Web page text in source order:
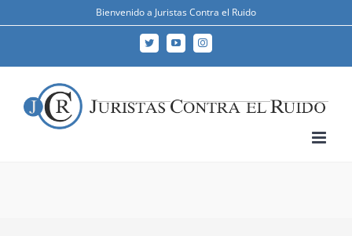
Bienvenido a Juristas Contra el Ruido
TwitterYouTubeInstagram